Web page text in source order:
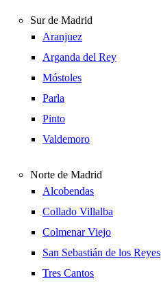
Sur de Madrid
Aranjuez
Arganda del Rey
Móstoles
Parla
Pinto
Valdemoro
Norte de Madrid
Alcobendas
Collado Villalba
Colmenar Viejo
San Sebastián de los Reyes
Tres Cantos